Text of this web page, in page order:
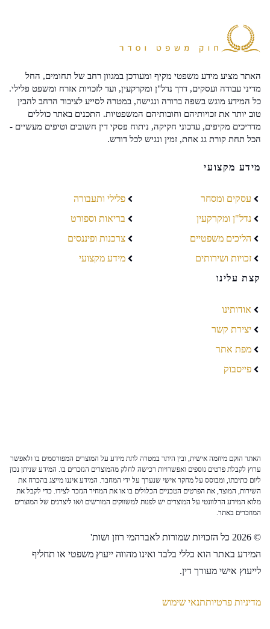
האתר מציע מידע משפטי מקיף ומעודכן במגוון רחב של תחומים, החל
מדיני עבודה ועסקים, דרך נדל"ן ומקרקעין, ועד לזכויות אזרח ומשפט פלילי.
כל המידע מוגש בשפה ברורה ונגישה, במטרה לסייע לציבור הרחב להבין
טוב יותר את זכויותיהם וחובותיהם המשפטיות. התכנים באתר כוללים
מדריכים מקיפים, עדכוני חקיקה, ניתוח פסקי דין חשובים וטיפים מעשיים -
הכל תחת קורת גג אחת, זמין ונגיש לכל דורש.
מידע מקצועי
עסקים ומסחר
נדל"ן ומקרקעין
הליכים משפטיים
זכויות ושירותים
פלילי ותעבורה
בריאות וספורט
צרכנות ופיננסים
מידע מקצועי
קצת עלינו
אודותינו
יצירת קשר
מפת אתר
פייסבוק
האתר הוקם מיוזמה אישית, ובין היתר במטרה לתת מידע על המוצרים המפורסמים בו ולאפשר
ערוץ לקבלת פרטים נוספים ואפשרויות רכישה לחלק מהמוצרים הנזכרים בו. המידע שניתן נכון
ליום כתיבתו, ומבוסס על מחקר אישי שנערך על ידי המחבר. המידע איננו מייצג בהכרח את
השירות, המוצר, את הפרטים הטכניים הכלולים בו או את המחיר הנזכר לצידו. כדי לקבל את
מלוא המידע הרלוונטי על המוצרים יש לפנות למשווקים המורשים ו/או ליצרנים של המוצרים
המוזכרים באתר.
© 2026 כל הזכויות שמורות לאברהמי רוזן ושות'
המידע באתר הוא כללי בלבד ואינו מהווה ייעוץ משפטי או תחליף
לייעוץ אישי מעורך דין.
מדיניות פרטיותתנאי שימוש